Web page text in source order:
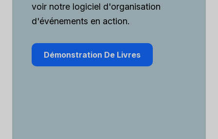
voir notre logiciel d'organisation
d'événements en action.
Démonstration De Livres